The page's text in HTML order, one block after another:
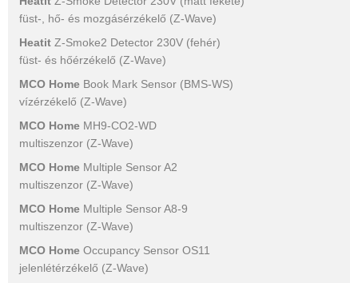
füst-, hő- és mozgásérzékelő (Z-Wave)
Heatit Z-Smoke2 Detector 230V (fehér)
füst- és hőérzékelő (Z-Wave)
MCO Home Book Mark Sensor (BMS-WS)
vízérzékelő (Z-Wave)
MCO Home MH9-CO2-WD
multiszenzor (Z-Wave)
MCO Home Multiple Sensor A2
multiszenzor (Z-Wave)
MCO Home Multiple Sensor A8-9
multiszenzor (Z-Wave)
MCO Home Occupancy Sensor OS11
jelenlétérzékelő (Z-Wave)